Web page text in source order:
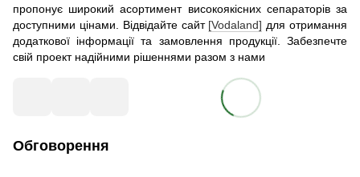
пропонує широкий асортимент високоякісних сепараторів за
доступними цінами. Відвідайте сайт [Vodaland] для отримання
додаткової інформації та замовлення продукції. Забезпечте
свій проект надійними рішеннями разом з нами
Обговорення